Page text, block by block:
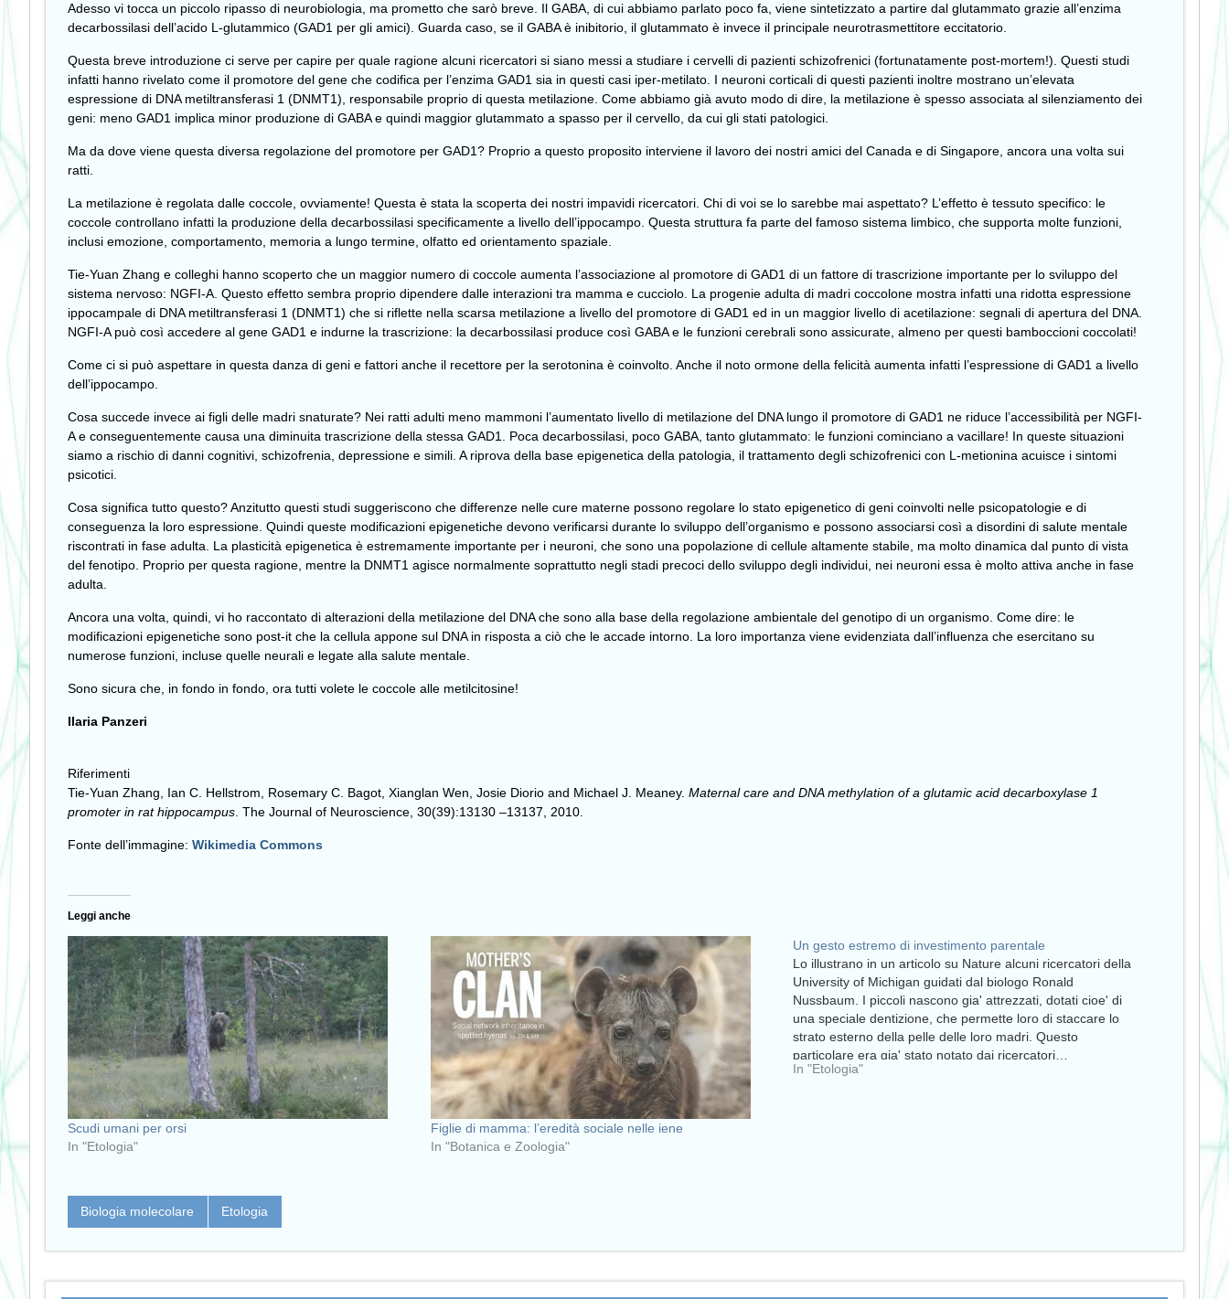
Adesso vi tocca un piccolo ripasso di neurobiologia, ma prometto che sarò breve. Il GABA, di cui abbiamo parlato poco fa, viene sintetizzato a partire dal glutammato grazie all’enzima
decarbossilasi dell’acido L-glutammico (GAD1 per gli amici). Guarda caso, se il GABA è inibitorio, il glutammato è invece il principale neurotrasmettitore eccitatorio.
Questa breve introduzione ci serve per capire per quale ragione alcuni ricercatori si siano messi a studiare i cervelli di pazienti schizofrenici (fortunatamente post-mortem!). Questi studi
infatti hanno rivelato come il promotore del gene che codifica per l’enzima GAD1 sia in questi casi iper-metilato. I neuroni corticali di questi pazienti inoltre mostrano un’elevata
espressione di DNA metiltransferasi 1 (DNMT1), responsabile proprio di questa metilazione. Come abbiamo già avuto modo di dire, la metilazione è spesso associata al silenziamento dei
geni: meno GAD1 implica minor produzione di GABA e quindi maggior glutammato a spasso per il cervello, da cui gli stati patologici.
Ma da dove viene questa diversa regolazione del promotore per GAD1? Proprio a questo proposito interviene il lavoro dei nostri amici del Canada e di Singapore, ancora una volta sui
ratti.
La metilazione è regolata dalle coccole, ovviamente! Questa è stata la scoperta dei nostri impavidi ricercatori. Chi di voi se lo sarebbe mai aspettato? L’effetto è tessuto specifico: le
coccole controllano infatti la produzione della decarbossilasi specificamente a livello dell’ippocampo. Questa struttura fa parte del famoso sistema limbico, che supporta molte funzioni,
inclusi emozione, comportamento, memoria a lungo termine, olfatto ed orientamento spaziale.
Tie-Yuan Zhang e colleghi hanno scoperto che un maggior numero di coccole aumenta l’associazione al promotore di GAD1 di un fattore di trascrizione importante per lo sviluppo del
sistema nervoso: NGFI-A. Questo effetto sembra proprio dipendere dalle interazioni tra mamma e cucciolo. La progenie adulta di madri coccolone mostra infatti una ridotta espressione
ippocampale di DNA metiltransferasi 1 (DNMT1) che si riflette nella scarsa metilazione a livello del promotore di GAD1 ed in un maggior livello di acetilazione: segnali di apertura del DNA.
NGFI-A può così accedere al gene GAD1 e indurne la trascrizione: la decarbossilasi produce così GABA e le funzioni cerebrali sono assicurate, almeno per questi bamboccioni coccolati!
Come ci si può aspettare in questa danza di geni e fattori anche il recettore per la serotonina è coinvolto. Anche il noto ormone della felicità aumenta infatti l’espressione di GAD1 a livello
dell’ippocampo.
Cosa succede invece ai figli delle madri snaturate? Nei ratti adulti meno mammoni l’aumentato livello di metilazione del DNA lungo il promotore di GAD1 ne riduce l’accessibilità per NGFI-
A e conseguentemente causa una diminuita trascrizione della stessa GAD1. Poca decarbossilasi, poco GABA, tanto glutammato: le funzioni cominciano a vacillare! In queste situazioni
siamo a rischio di danni cognitivi, schizofrenia, depressione e simili. A riprova della base epigenetica della patologia, il trattamento degli schizofrenici con L-metionina acuisce i sintomi
psicotici.
Cosa significa tutto questo? Anzitutto questi studi suggeriscono che differenze nelle cure materne possono regolare lo stato epigenetico di geni coinvolti nelle psicopatologie e di
conseguenza la loro espressione. Quindi queste modificazioni epigenetiche devono verificarsi durante lo sviluppo dell’organismo e possono associarsi così a disordini di salute mentale
riscontrati in fase adulta. La plasticità epigenetica è estremamente importante per i neuroni, che sono una popolazione di cellule altamente stabile, ma molto dinamica dal punto di vista
del fenotipo. Proprio per questa ragione, mentre la DNMT1 agisce normalmente soprattutto negli stadi precoci dello sviluppo degli individui, nei neuroni essa è molto attiva anche in fase
adulta.
Ancora una volta, quindi, vi ho raccontato di alterazioni della metilazione del DNA che sono alla base della regolazione ambientale del genotipo di un organismo. Come dire: le
modificazioni epigenetiche sono post-it che la cellula appone sul DNA in risposta a ciò che le accade intorno. La loro importanza viene evidenziata dall’influenza che esercitano su
numerose funzioni, incluse quelle neurali e legate alla salute mentale.
Sono sicura che, in fondo in fondo, ora tutti volete le coccole alle metilcitosine!
Ilaria Panzeri
Riferimenti
Tie-Yuan Zhang, Ian C. Hellstrom, Rosemary C. Bagot, Xianglan Wen, Josie Diorio and Michael J. Meaney. Maternal care and DNA methylation of a glutamic acid decarboxylase 1
promoter in rat hippocampus . The Journal of Neuroscience, 30(39):13130 –13137, 2010.
Fonte dell’immagine: Wikimedia Commons
Leggi anche
Scudi umani per orsi
In "Etologia"
Figlie di mamma: l’eredità sociale nelle iene
In "Botanica e Zoologia"
Un gesto estremo di investimento parentale
Lo illustrano in un articolo su Nature alcuni ricercatori della
University of Michigan guidati dal biologo Ronald
Nussbaum. I piccoli nascono gia' attrezzati, dotati cioe' di
una speciale dentizione, che permette loro di staccare lo
strato esterno della pelle delle loro madri. Questo
particolare era gia' stato notato dai ricercatori…
In "Etologia"
Biologia molecolare Etologia